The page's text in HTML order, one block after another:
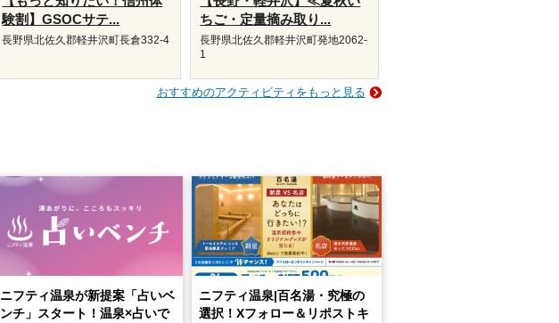
験割】GSOCサテ...
長野県北佐久郡軽井沢町長倉332-4
ちご・定量摘み取り...
長野県北佐久郡軽井沢町発地2062-
1
おすすめのアクティビティをもっと見る
ニフティ温泉が新提案「占いベ
ンチ」スタート！温泉×占いで
ニフティ温泉|百名湯・究極の
選択！Xフォロー＆リポストキ